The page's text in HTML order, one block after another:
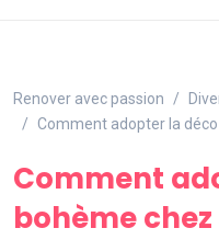
Renover avec passion
Comment adopter la
Comment
bohème chez